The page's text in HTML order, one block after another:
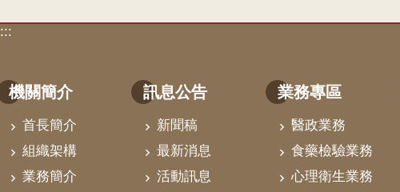
:::
機關簡介
首長簡介
組織架構
業務簡介
訊息公告
新聞稿
最新消息
活動訊息
業務專區
醫政業務
食藥檢驗業務
心理衛生業務